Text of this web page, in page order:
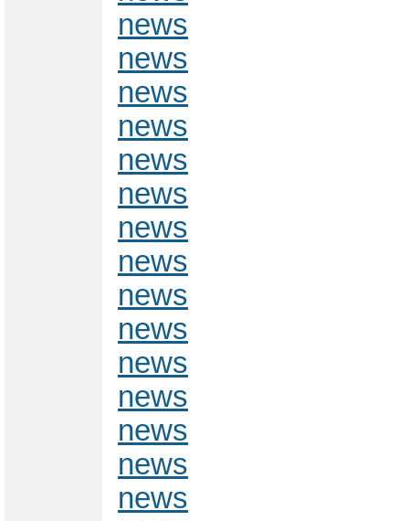
news
news
news
news
news
news
news
news
news
news
news
news
news
news
news